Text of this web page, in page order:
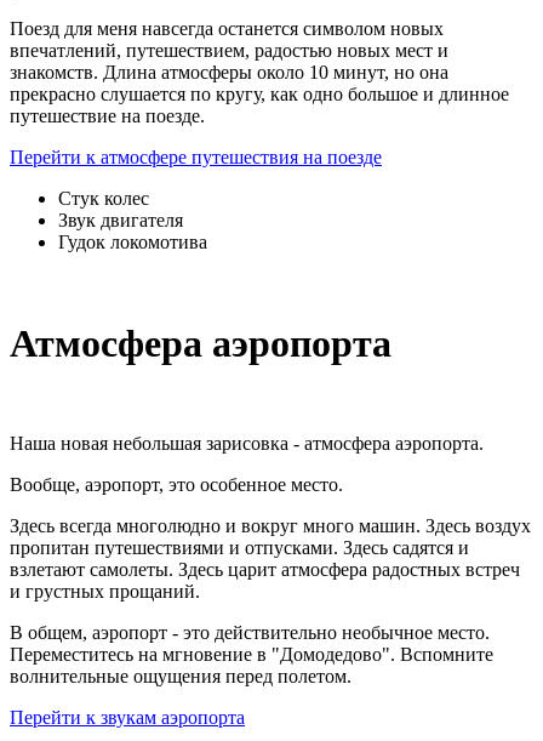
Поезд для меня навсегда останется символом новых
впечатлений, путешествием, радостью новых мест и
знакомств. Длина атмосферы около 10 минут, но она
прекрасно слушается по кругу, как одно большое и длинное
путешествие на поезде.
Перейти к атмосфере путешествия на поезде
Стук колес
Звук двигателя
Гудок локомотива
Атмосфера аэропорта
Наша новая небольшая зарисовка - атмосфера аэропорта.
Вообще, аэропорт, это особенное место.
Здесь всегда многолюдно и вокруг много машин. Здесь воздух
пропитан путешествиями и отпусками. Здесь садятся и
взлетают самолеты. Здесь царит атмосфера радостных встреч
и грустных прощаний.
В общем, аэропорт - это действительно необычное место.
Переместитесь на мгновение в "Домодедово". Вспомните
волнительные ощущения перед полетом.
Перейти к звукам аэропорта